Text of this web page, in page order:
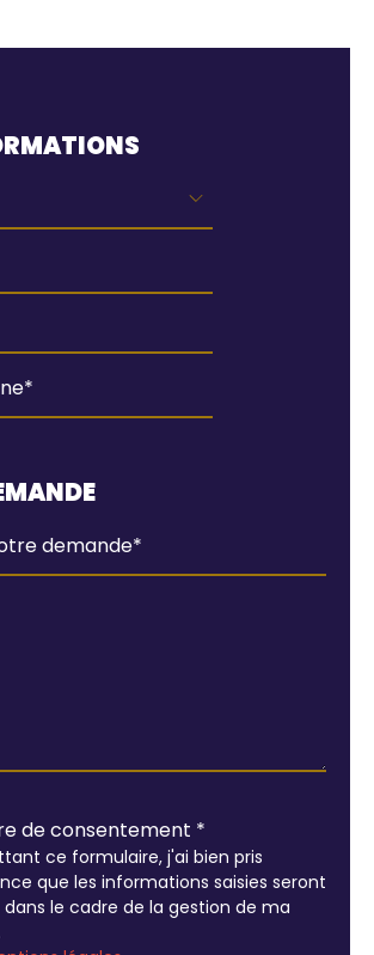
de consentement *
ce formulaire, j'ai bien pris
que les informations saisies seront
le cadre de la gestion de ma